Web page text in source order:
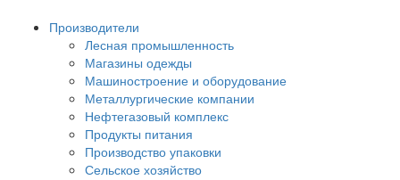
Производители
Лесная промышленность
Магазины одежды
Машиностроение и оборудование
Металлургические компании
Нефтегазовый комплекс
Продукты питания
Производство упаковки
Сельское хозяйство